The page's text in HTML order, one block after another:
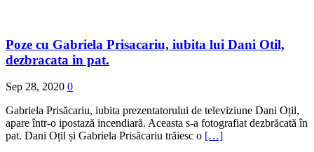
Poze cu Gabriela Prisacariu, iubita lui Dani Otil,
dezbracata in pat.
Sep 28, 2020 0
Gabriela Prisăcariu, iubita prezentatorului de televiziune Dani Oțil,
apare într-o ipostază incendiară. Aceasta s-a fotografiat dezbrăcată în
pat. Dani Oțil și Gabriela Prisăcariu trăiesc o […]